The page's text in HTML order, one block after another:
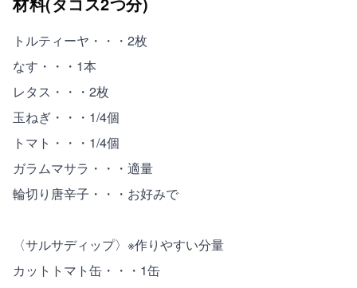
トルティーヤ・・・2枚
なす・・・1本
レタス・・・2枚
玉ねぎ・・・1/4個
トマト・・・1/4個
ガラムマサラ・・・適量
輪切り唐辛子・・・お好みで
〈サルサディップ〉※作りやすい分量
カットトマト缶・・・1缶